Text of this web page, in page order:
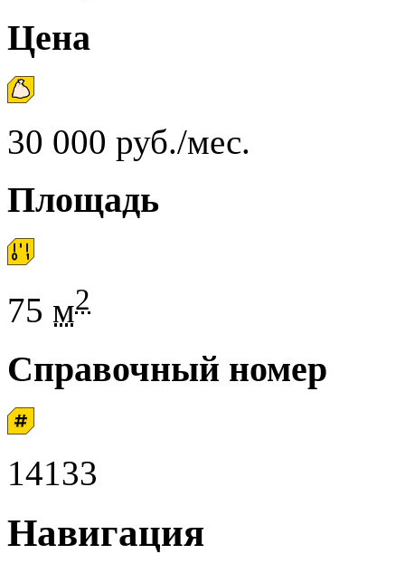
Цена
30 000 руб./мес.
Площадь
75 м2
Справочный номер
14133
Навигация